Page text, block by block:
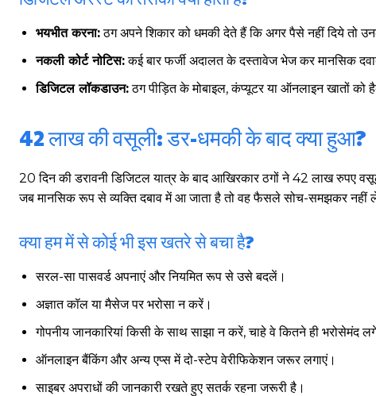
भयभीत करना:ठग अपने शिकार को धमकी देते हैं कि अगर पैसे नहीं दिये तो
नकली कोर्ट नोटिस:कई बार फर्जी अदालत के दस्तावेज भेज कर मानसिक
डिजिटल लॉकडाउन:ठग पीड़ित के मोबाइल, कंप्यूटर या ऑनलाइन खातों को
42 लाख की वसूली: डर-धमकी के बाद क्या हुआ?
20 दिन की डरावनी डिजिटल यात्र के बाद आखिरकार ठगों ने 42 लाख
जब मानसिक रूप से व्यक्ति दबाव में आ जाता है तो वह फैसले सोच-समझकर नहीं
क्या हम में से कोई भी इस खतरे से बचा है?
सरल-सा पासवर्ड अपनाएं और नियमित रूप से उसे बदलें।
अज्ञात कॉल या मैसेज पर भरोसा न करें।
गोपनीय जानकारियां किसी के साथ साझा न करें, चाहे वे कितने ही भरोसेमंद
ऑनलाइन बैंकिंग और अन्य एप्स में दो-स्टेप वेरीफिकेशन जरूर लगाएं।
साइबर अपराधों की जानकारी रखते हुए सतर्क रहना जरूरी है।